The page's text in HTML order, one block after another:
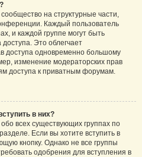
на структурные части,
Каждый пользователь
и каждой группе могут быть
Это облегчает
доступа одновременно большому
изменение модераторских прав
доступа к приватным форумам.
в них?
всех существующих группах по
Если вы хотите вступить в
кнопку. Однако не все группы
одобрения для вступления в